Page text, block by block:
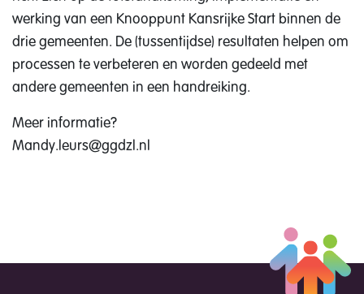
werking van een Knooppunt Kansrijke Start binnen de
drie gemeenten. De (tussentijdse) resultaten helpen om
processen te verbeteren en worden gedeeld met
andere gemeenten in een handreiking.
Meer informatie?
Mandy.leurs@ggdzl.nl